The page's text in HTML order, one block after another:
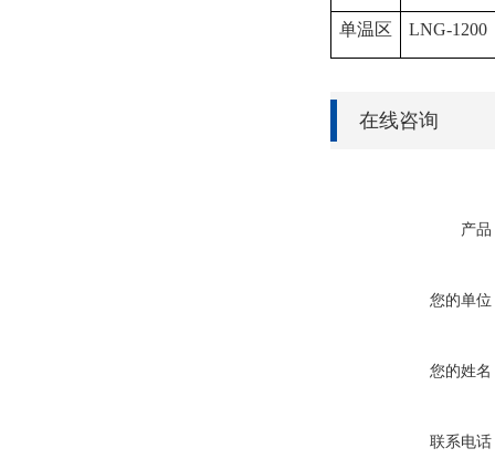
单温区 LNG-1200
在线咨询
产品
您的单位
您的姓名
联系电话